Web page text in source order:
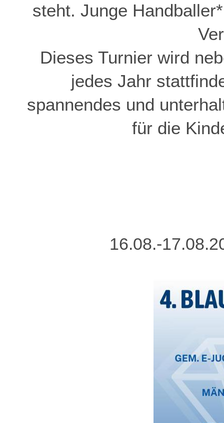
steht. Junge
Dieses Turnier wird
jedes Jahr
spannendes und
für die
16.08.-